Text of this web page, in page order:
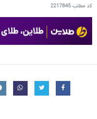
کد مطلب2217845